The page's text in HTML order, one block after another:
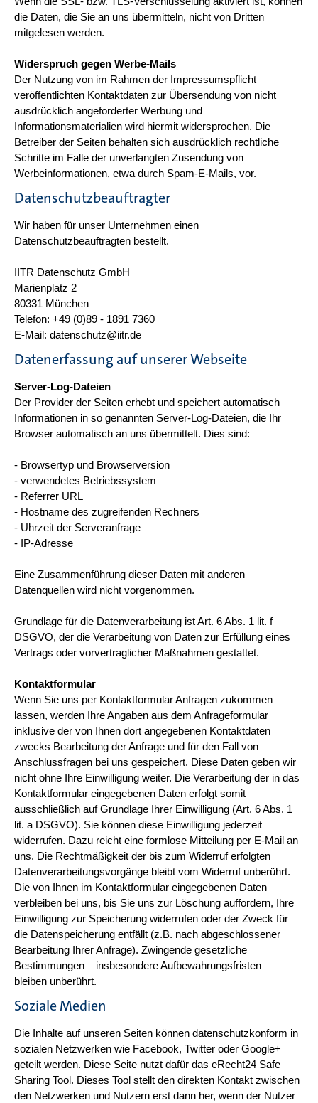
die Daten, die Sie an uns übermitteln, nicht von Dritten
mitgelesen werden.
Widerspruch gegen Werbe-Mails
Der Nutzung von im Rahmen der Impressumspflicht
veröffentlichten Kontaktdaten zur Übersendung von nicht
ausdrücklich angeforderter Werbung und
Informationsmaterialien wird hiermit widersprochen. Die
Betreiber der Seiten behalten sich ausdrücklich rechtliche
Schritte im Falle der unverlangten Zusendung von
Werbeinformationen, etwa durch Spam-E-Mails, vor.
Datenschutzbeauftragter
Wir haben für unser Unternehmen einen
Datenschutzbeauftragten bestellt.
IITR Datenschutz GmbH
Marienplatz 2
80331 München
Telefon: +49 (0)89 - 1891 7360
E-Mail: datenschutz@iitr.de
Datenerfassung auf unserer Webseite
Server-Log-Dateien
Der Provider der Seiten erhebt und speichert automatisch
Informationen in so genannten Server-Log-Dateien, die Ihr
Browser automatisch an uns übermittelt. Dies sind:
- Browsertyp und Browserversion
- verwendetes Betriebssystem
- Referrer URL
- Hostname des zugreifenden Rechners
- Uhrzeit der Serveranfrage
- IP-Adresse
Eine Zusammenführung dieser Daten mit anderen
Datenquellen wird nicht vorgenommen.
Grundlage für die Datenverarbeitung ist Art. 6 Abs. 1 lit. f
DSGVO, der die Verarbeitung von Daten zur Erfüllung eines
Vertrags oder vorvertraglicher Maßnahmen gestattet.
Kontaktformular
Wenn Sie uns per Kontaktformular Anfragen zukommen
lassen, werden Ihre Angaben aus dem Anfrageformular
inklusive der von Ihnen dort angegebenen Kontaktdaten
zwecks Bearbeitung der Anfrage und für den Fall von
Anschlussfragen bei uns gespeichert. Diese Daten geben wir
nicht ohne Ihre Einwilligung weiter. Die Verarbeitung der in das
Kontaktformular eingegebenen Daten erfolgt somit
ausschließlich auf Grundlage Ihrer Einwilligung (Art. 6 Abs. 1
lit. a DSGVO). Sie können diese Einwilligung jederzeit
widerrufen. Dazu reicht eine formlose Mitteilung per E-Mail an
uns. Die Rechtmäßigkeit der bis zum Widerruf erfolgten
Datenverarbeitungsvorgänge bleibt vom Widerruf unberührt.
Die von Ihnen im Kontaktformular eingegebenen Daten
verbleiben bei uns, bis Sie uns zur Löschung auffordern, Ihre
Einwilligung zur Speicherung widerrufen oder der Zweck für
die Datenspeicherung entfällt (z.B. nach abgeschlossener
Bearbeitung Ihrer Anfrage). Zwingende gesetzliche
Bestimmungen – insbesondere Aufbewahrungsfristen –
bleiben unberührt.
Soziale Medien
Die Inhalte auf unseren Seiten können datenschutzkonform in
sozialen Netzwerken wie Facebook, Twitter oder Google+
geteilt werden. Diese Seite nutzt dafür das eRecht24 Safe
Sharing Tool. Dieses Tool stellt den direkten Kontakt zwischen
den Netzwerken und Nutzern erst dann her, wenn der Nutzer